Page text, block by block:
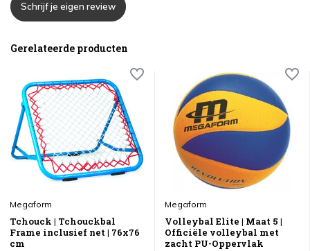
Schrijf je eigen review
Gerelateerde producten
Megaform
Tchouck | Tchouckbal
Frame inclusief net | 76x76
cm
Megaform
Volleybal Elite | Maat 5 |
Officiële volleybal met
zacht PU-Oppervlak